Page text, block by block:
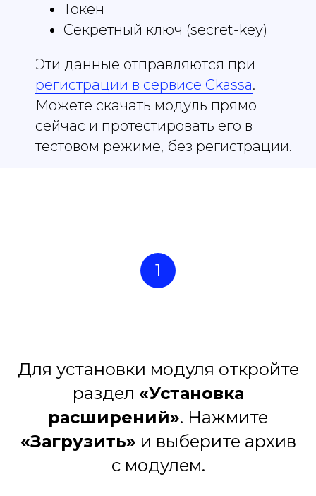
Токен
Секретный ключ (secret-key)
Эти данные отправляются при
регистрации в сервисе Ckassa.
Можете скачать модуль прямо
сейчас и протестировать его в
тестовом режиме, без регистрации.
1
Для установки модуля откройте
раздел «Установка
расширений». Нажмите
«Загрузить» и выберите архив
с модулем.